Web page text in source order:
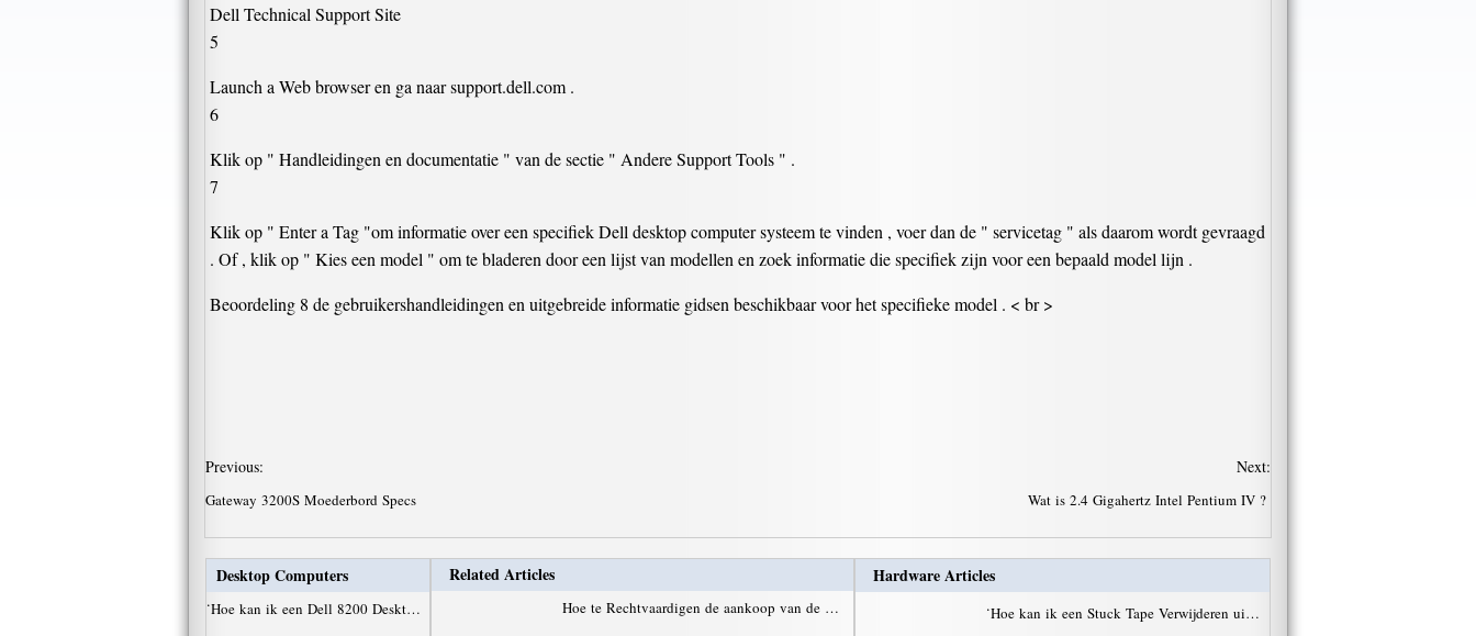
Dell Technical Support Site
5
Launch a Web browser en ga naar support.dell.com .
6
Klik op " Handleidingen en documentatie " van de sectie " Andere Support Tools " .
7
Klik op " Enter a Tag "om informatie over een specifiek Dell desktop computer systeem te vinden , voer dan de " servicetag " als daarom wordt gevraagd
. Of , klik op " Kies een model " om te bladeren door een lijst van modellen en zoek informatie die specifiek zijn voor een bepaald model lijn .
Beoordeling 8 de gebruikershandleidingen en uitgebreide informatie gidsen beschikbaar voor het specifieke model . < br >
Previous:
Gateway 3200S Moederbord Specs
Next:
Wat is 2.4 Gigahertz Intel Pentium IV ?
Desktop Computers
·Hoe kan ik een Dell 8200 Deskt…
Related Articles
Hoe te Rechtvaardigen de aankoop van de …
Hardware Articles
·Hoe kan ik een Stuck Tape Verwijderen ui…